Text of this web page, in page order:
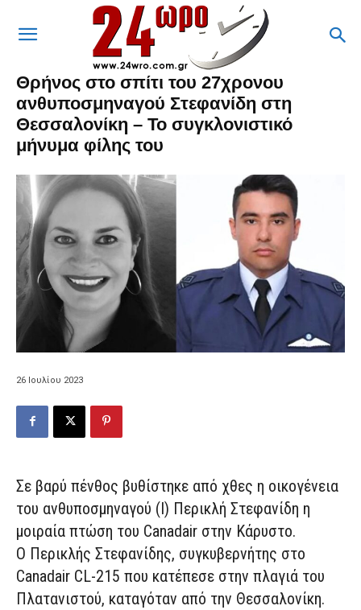
Θρήνος στο σπίτι του 27χρονου
ανθυποσμηναγού Στεφανίδη στη
Θεσσαλονίκη – To συγκλονιστικό
μήνυμα φίλης του
26 Ιουλίου 2023
Σε βαρύ πένθος βυθίστηκε από χθες η οικογένεια
του ανθυποσμηναγού (Ι) Περικλή Στεφανίδη η
μοιραία πτώση του Canadair στην Κάρυστο.
Ο Περικλής Στεφανίδης, συγκυβερνήτης στο
Canadair CL-215 που κατέπεσε στην πλαγιά του
Πλατανιστού, καταγόταν από την Θεσσαλονίκη.